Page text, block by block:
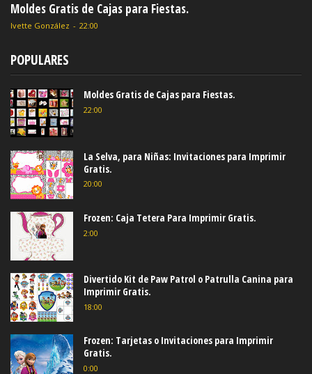
Moldes Gratis de Cajas para Fiestas.
Ivette González - 22:00
POPULARES
Moldes Gratis de Cajas para Fiestas.
22:00
La Selva, para Niñas: Invitaciones para Imprimir
Gratis.
20:00
Frozen: Caja Tetera Para Imprimir Gratis.
2:00
Divertido Kit de Paw Patrol o Patrulla Canina para
Imprimir Gratis.
18:00
Frozen: Tarjetas o Invitaciones para Imprimir
Gratis.
0:00